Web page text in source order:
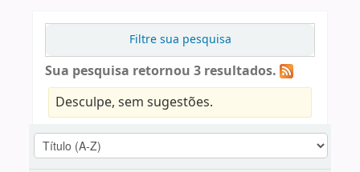
Filtre sua pesquisa
Sua pesquisa retornou 3 resultados.
Desculpe, sem sugestões.